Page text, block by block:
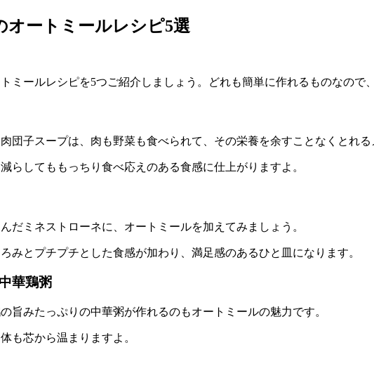
ートミールレシピ5選
ミールレシピを5つご紹介しましょう。どれも簡単に作れるものなので
団子スープは、肉も野菜も食べられて、その栄養を余すことなくとれる
らしてももっちり食べ応えのある食感に仕上がりますよ。
だミネストローネに、オートミールを加えてみましょう。
みとプチプチとした食感が加わり、満足感のあるひと皿になります。
華鶏粥
旨みたっぷりの中華粥が作れるのもオートミールの魅力です。
も芯から温まりますよ。